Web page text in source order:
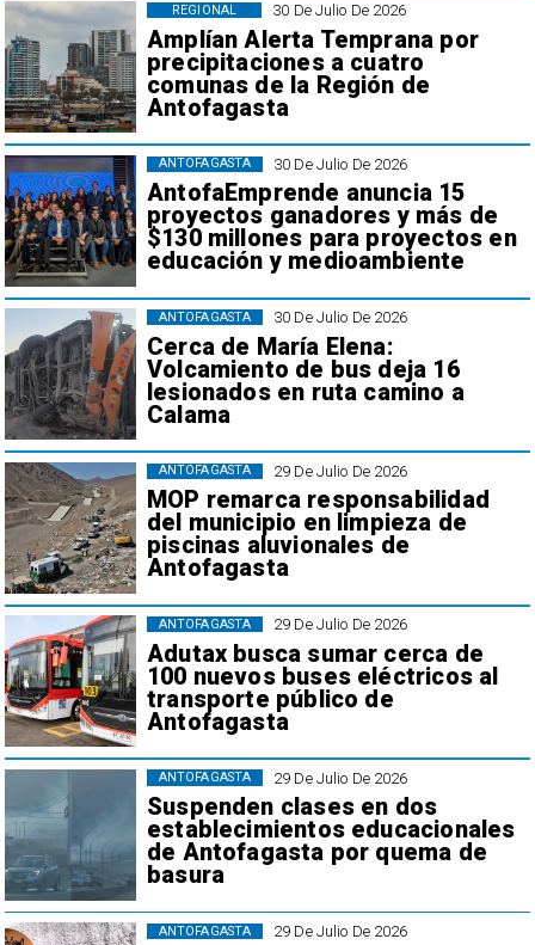
30 De Julio De 2026
Amplían Alerta Temprana por
precipitaciones a cuatro
comunas de la Región de
Antofagasta
REGIONAL
30 De Julio De 2026
AntofaEmprende anuncia 15
proyectos ganadores y más de
$130 millones para proyectos en
educación y medioambiente
ANTOFAGASTA
30 De Julio De 2026
Cerca de María Elena:
Volcamiento de bus deja 16
lesionados en ruta camino a
Calama
ANTOFAGASTA
29 De Julio De 2026
MOP remarca responsabilidad
del municipio en limpieza de
piscinas aluvionales de
Antofagasta
ANTOFAGASTA
29 De Julio De 2026
Adutax busca sumar cerca de
100 nuevos buses eléctricos al
transporte público de
Antofagasta
ANTOFAGASTA
29 De Julio De 2026
Suspenden clases en dos
establecimientos educacionales
de Antofagasta por quema de
basura
ANTOFAGASTA
29 De Julio De 2026
ANTOFAGASTA